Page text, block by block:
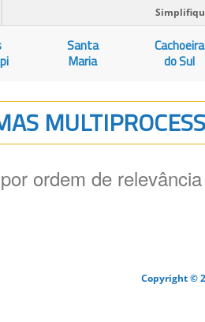
Santa
Maria
Cachoeira
do Sul
ordem de relevância
Copyright ©